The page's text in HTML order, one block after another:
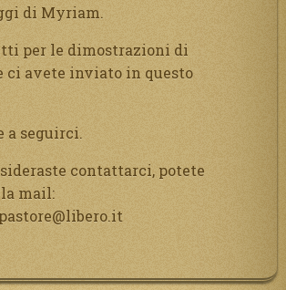
di Myriam.
per le dimostrazioni di
ci avete inviato in questo
a seguirci.
contattarci, potete
mail: